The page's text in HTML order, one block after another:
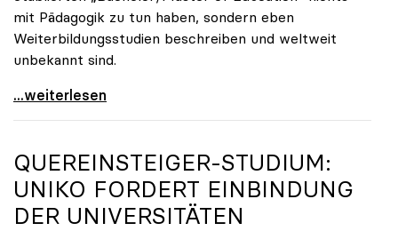
mit Pädagogik zu tun haben, sondern eben
Weiterbildungsstudien beschreiben und weltweit
unbekannt sind.
UG-Novelle: Zur Reform von Weiterbildung und
...weiterlesen
QUEREINSTEIGER-STUDIUM:
UNIKO FORDERT EINBINDUNG
DER UNIVERSITÄTEN